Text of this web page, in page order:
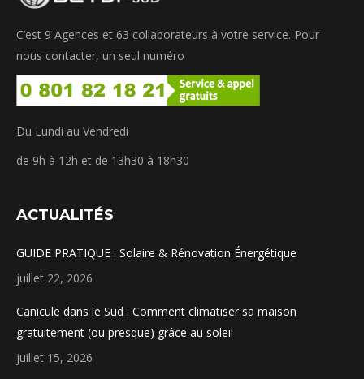
s'ouvre
dans
une
nouvelle
fenêtre
dans
une
nouvelle
fenêtre
dans
une
nouvelle
fenêtre
dans
une
nouvelle
fenêtre
C’est 9 Agences et 63 collaborateurs à votre service. Pour
nous contacter, un seul numéro
Du Lundi au Vendredi
de 9h à 12h et de 13h30 à 18h30
ACTUALITÉS
GUIDE PRATIQUE : Solaire & Rénovation Énergétique
juillet 22, 2026
Canicule dans le Sud : Comment climatiser sa maison
gratuitement (ou presque) grâce au soleil
juillet 15, 2026